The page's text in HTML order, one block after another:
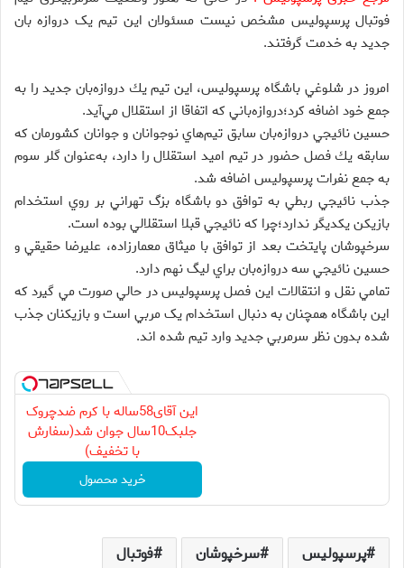
فوتبال پرسپولیس مشخص نیست مسئولان این تیم یک دروازه بان
جدید به خدمت گرفتند.
امروز در شلوغي باشگاه پرسپوليس، اين تيم يك دروازه‌بان جديد را به
جمع خود اضافه كرد؛دروازه‌باني كه اتفاقا از استقلال مي‌آيد.
حسين نائيجي دروازه‌بان سابق تيم‌هاي نوجوانان و جوانان کشورمان كه
سابقه يك فصل حضور در تيم اميد استقلال را دارد، به‌عنوان گلر سوم
به جمع نفرات پرسپوليس اضافه شد.
جذب نائيجي ربطي به توافق دو باشگاه بزگ تهراني بر روي استخدام
بازيكن يكديگر ندارد؛چرا كه نائيجي قبلا استقلالي بوده است.
سرخپوشان پايتخت بعد از توافق با ميثاق معمارزاده، عليرضا حقيقي و
حسين نائيجي سه دروازه‌بان براي ليگ نهم دارد.
تمامي نقل و انتقالات اين فصل پرسپوليس در حالي صورت مي گيرد که
اين باشگاه همچنان به دنبال استخدام يک مربي است و بازيکنان جذب
شده بدون نظر سرمربي جديد وارد تيم شده اند.
این آقای58ساله با کرم ضدچروک
جلبک10سال جوان شد(سفارش
با تخفیف)
خرید محصول
پرسپولیس سرخپوشان
فوتبال